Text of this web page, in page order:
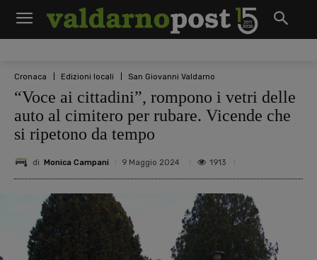
Cronaca Edizioni locali San Giovanni Valdarno
“Voce ai cittadini”, rompono i vetri delle
auto al cimitero per rubare. Vicende che
si ripetono da tempo
di Monica Campani 9 Maggio 2024 1913